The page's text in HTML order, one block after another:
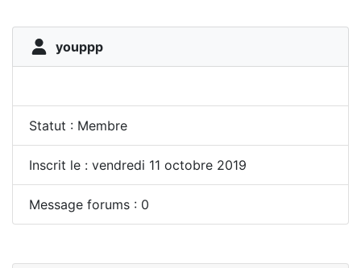
youppp
Statut : Membre
Inscrit le : vendredi 11 octobre 2019
Message forums : 0